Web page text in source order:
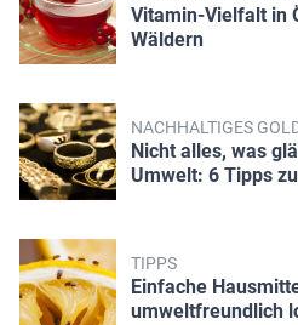
Vitamin-Vielfalt in
Wäldern
NACHHALTIGES
Nicht alles, was
Umwelt: 6 Tipps
TIPPS
Einfache
umweltfreundlich